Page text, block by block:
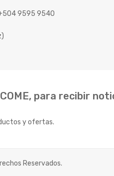
9595 9540
para recibir
y ofertas.
Reservados.